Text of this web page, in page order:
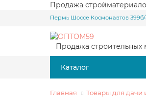
Продажа
Пермь Шоссе Космонавтов 399б/
Продажа строительных
Каталог
Главная Товары для дачи